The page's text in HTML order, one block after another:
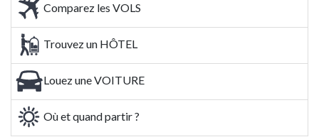
Comparez les VOLS
Trouvez un HÔTEL
Louez une VOITURE
Où et quand partir ?